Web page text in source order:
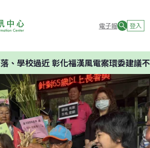
電子報 登入
過近 彰化福漢風電案環委建議不應開發